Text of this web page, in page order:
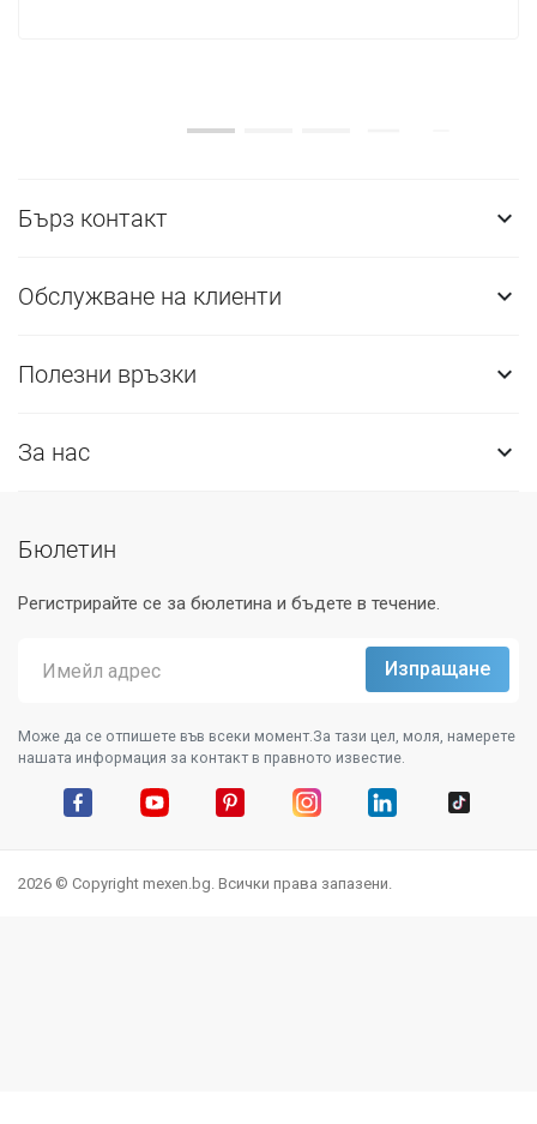
Бърз контакт 
Обслужване на клиенти 
Полезни връзки 
За нас 
Бюлетин
Регистрирайте се за бюлетина и бъдете в течение.
Може да се отпишете във всеки момент.За тази цел, моля, намерете
нашата информация за контакт в правното известие.
2026 © Copyright mexen.bg. Всички права запазени.